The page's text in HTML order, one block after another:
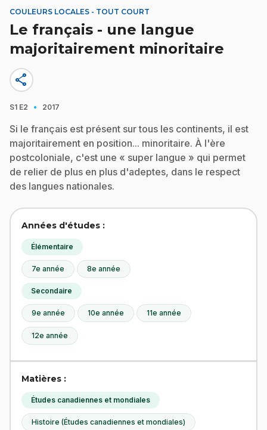
COULEURS LOCALES - TOUT COURT
Le français - une langue
majoritairement minoritaire
share
S1 E2 · 2017
Si le français est présent sur tous les continents, il est
majoritairement en position... minoritaire. À l'ère
postcoloniale, c'est une « super langue » qui permet
de relier de plus en plus d'adeptes, dans le respect
des langues nationales.
Années d'études :
Élémentaire
7e année 8e année
Secondaire
9e année 10e année 11e année
12e année
Matières :
Études canadiennes et mondiales
Histoire (Études canadiennes et mondiales)